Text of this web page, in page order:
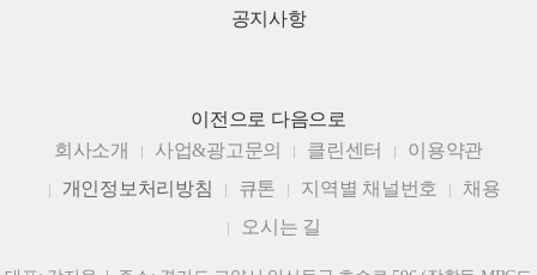
공지사항
이전으로 다음으로
회사소개
사업&광고문의 클린센터
이용약관
개인정보처리방침
큐톤 지역별 채널번호
채용
오시는 길